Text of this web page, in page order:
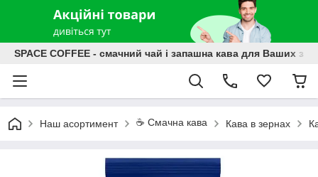
SPACE COFFEE - смачний чай і запашна кава для Ваших
Наш асортимент ☕️ Смачна кава Кава в зернах